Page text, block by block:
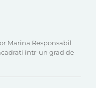
Marina Responsabil
intr-un grad de